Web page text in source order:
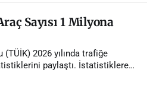
Sayısı 1 Milyona
2026 yılında trafiğe
paylaştı. İstatistiklere